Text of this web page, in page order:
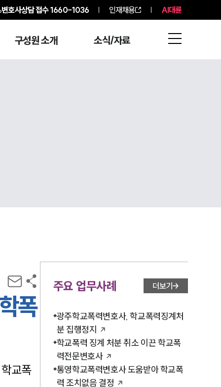
변호사상담 접수1660-1036 인재채용 AI대륜
구성원 소개 소식/자료
폭
교폭
주요 업무사례 더보기
광주학교폭력변호사, 학교폭력징계처
분 집행정지
학교폭력 징계 처분 취소 이끈 학교폭
력전문변호사
통영학교폭력변호사 도움받아 학교폭
력 조치없음 결정